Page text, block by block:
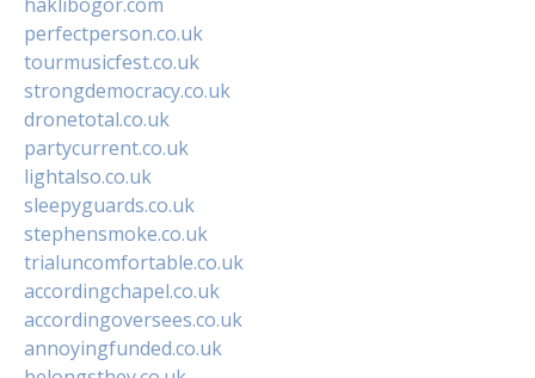
perfectperson.co.uk
tourmusicfest.co.uk
strongdemocracy.co.uk
dronetotal.co.uk
partycurrent.co.uk
lightalso.co.uk
sleepyguards.co.uk
stephensmoke.co.uk
trialuncomfortable.co.uk
accordingchapel.co.uk
accordingoversees.co.uk
annoyingfunded.co.uk